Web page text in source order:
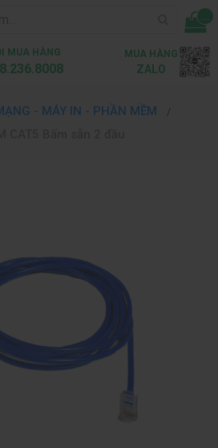
...
MUA HÀNG MUA HÀNG
ZALO
- MÁY IN - PHẦN MỀM